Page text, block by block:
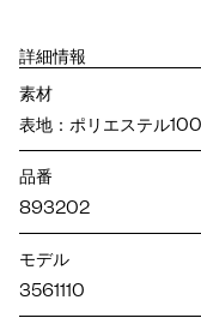
詳細情報
素材
表地：ポリエステル
品番
893202
モデル
3561110